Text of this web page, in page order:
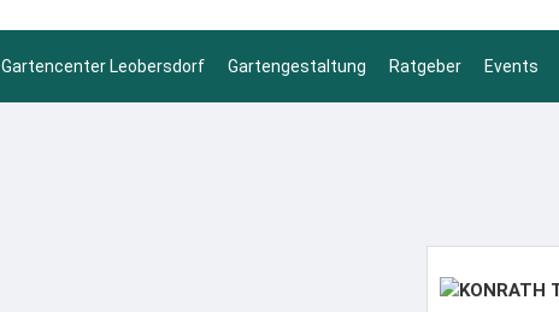
Gartencenter Leobersdorf Gartengestaltung Ratgeber Events